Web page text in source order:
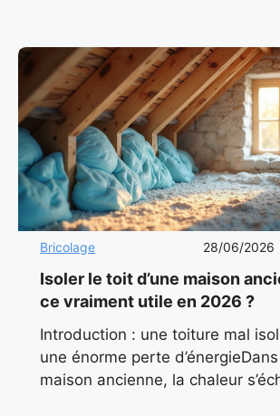
Bricolage 28/06/2026
Isoler le toit d’une maison
ce vraiment utile en 2026 ?
Introduction : une toiture mal
une énorme perte
maison ancienne, la chaleur